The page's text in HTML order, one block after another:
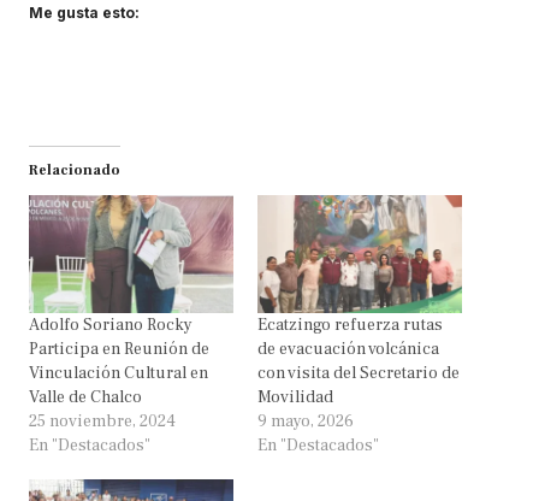
Me gusta esto:
Relacionado
Adolfo Soriano Rocky
Participa en Reunión de
Vinculación Cultural en
Valle de Chalco
25 noviembre, 2024
En "Destacados"
Ecatzingo refuerza rutas
de evacuación volcánica
con visita del Secretario de
Movilidad
9 mayo, 2026
En "Destacados"